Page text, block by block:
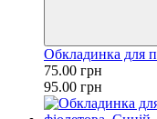
Обкладинка для
75.00 грн
95.00 грн